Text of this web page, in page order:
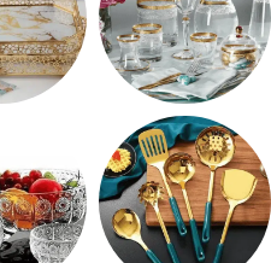
شربات وكاسات